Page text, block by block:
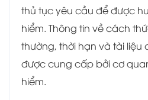
thủ tục yêu cầu để được
hiểm. Thông tin về cách
thường, thời hạn và tài liệu
được cung cấp bởi cơ
hiểm.